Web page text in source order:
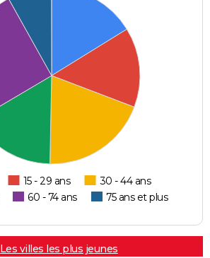
15 - 29 ans
30 - 44 ans
60 - 74 ans 75 ans et plus
Les villes les plus jeunes